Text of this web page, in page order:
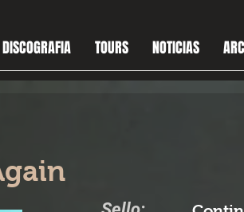
DISCOGRAFIA TOURS NOTICIAS